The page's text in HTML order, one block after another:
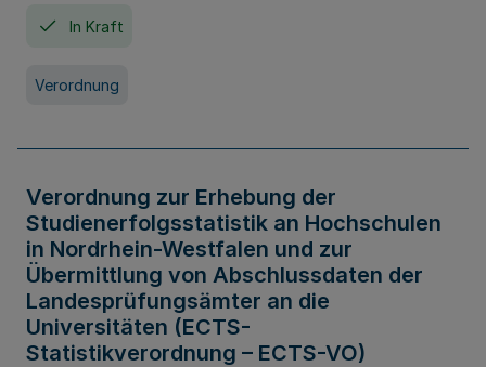
In Kraft
Verordnung
Verordnung zur Erhebung der
Studienerfolgsstatistik an Hochschulen
in Nordrhein-Westfalen und zur
Übermittlung von Abschlussdaten der
Landesprüfungsämter an die
Universitäten (ECTS-
Statistikverordnung – ECTS-VO)